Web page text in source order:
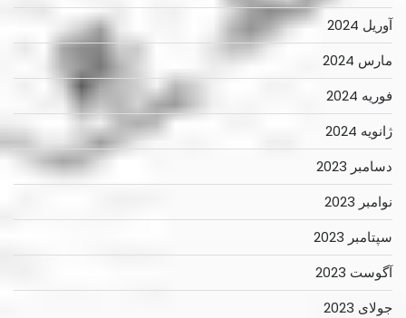
آوریل 2024
مارس 2024
فوریه 2024
ژانویه 2024
دسامبر 2023
نوامبر 2023
سپتامبر 2023
آگوست 2023
جولای 2023